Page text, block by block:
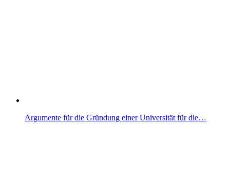
Argumente für die Gründung einer Universität für die…